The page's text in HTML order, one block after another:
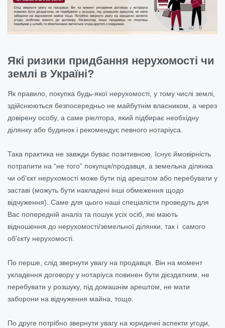
Які ризики придбання нерухомості чи
землі в Україні?
Як правило, покупка будь-якої нерухомості, у тому числі землі,
здійснюються безпосередньо не майбутнім власником, а через
довірену особу, а саме ріелтора, який підбирає необхідну
ділянку або будинок і рекомендує певного нотаріуса.
Така практика не завжди буває позитивною. Існує ймовірність
потрапити на “не того” покупця/продавця, а земельна ділянка
чи об'єкт нерухомості може бути під арештом або перебувати у
заставі (можуть бути накладені інші обмеження щодо
відчуження). Саме для цього наші спеціалісти проведуть для
Вас попередній аналіз та пошук усіх осіб, які мають
відношення до нерухомості/земельної ділянки, так і самого
об'єкту нерухомості.
По перше, слід звернути увагу на продавця. Він на момент
укладення договору у нотаріуса повинен бути дієздатним, не
перебувати у розшуку, під домашнім арештом, не мати
заборони на відчуження майна, тощо.
По друге потрібно звернути увагу на юридичні аспекти угоди,